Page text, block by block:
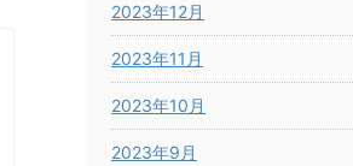
2023年12月
2023年11月
2023年10月
2023年9月